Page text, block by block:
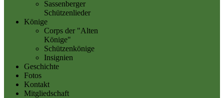
Sassenberger
Schützenlieder
Könige
Corps der "Alten
Könige"
Schützenkönige
Insignien
Geschichte
Fotos
Kontakt
Mitgliedschaft